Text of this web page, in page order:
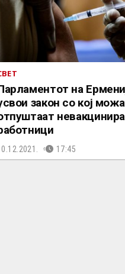
на
закон со кој
17:45